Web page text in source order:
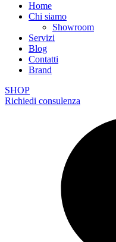
Home
Chi siamo
Showroom
Servizi
Blog
Contatti
Brand
SHOP
Richiedi consulenza